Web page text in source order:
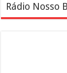
Rádio Nosso